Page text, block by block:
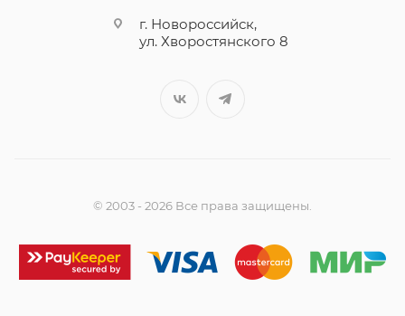
г. Новороссийск,
ул. Хворостянского 8
© 2003 - 2026 Все права защищены.